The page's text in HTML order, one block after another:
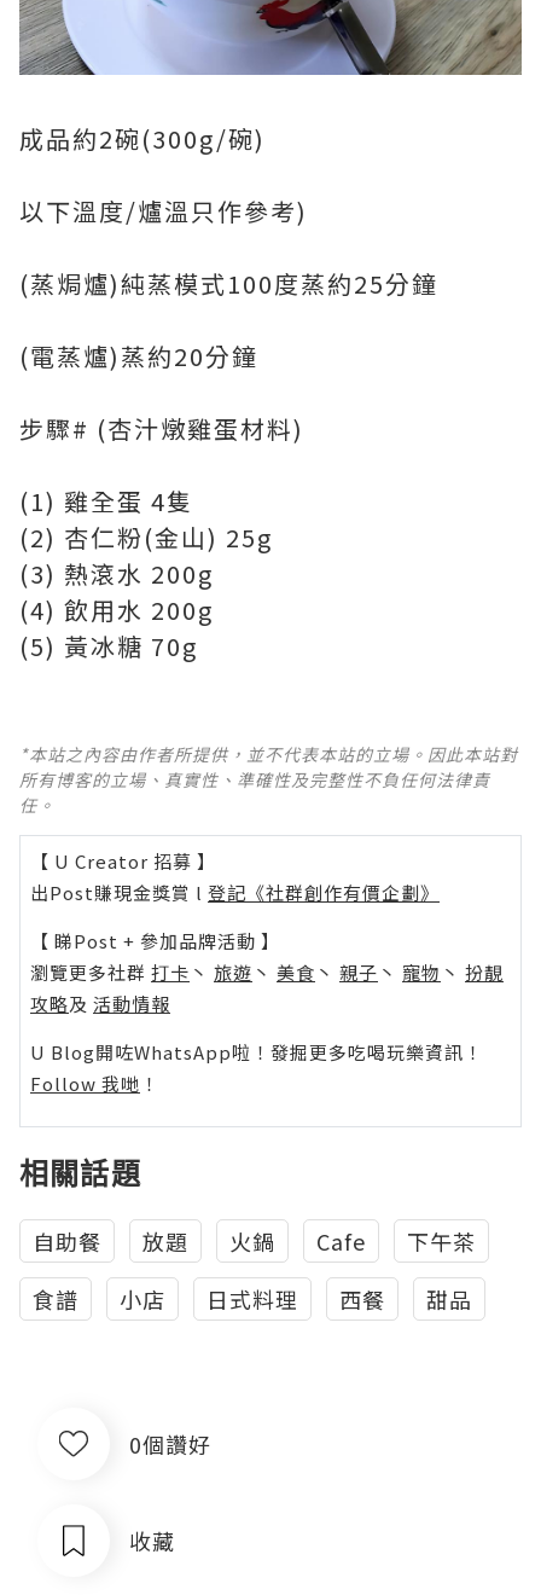
成品約2碗(300g/碗)
以下溫度/爐溫只作參考)
(蒸焗爐)純蒸模式100度蒸約25分鐘
(電蒸爐)蒸約20分鐘
步驟# (杏汁燉雞蛋材料)
(1) 雞全蛋 4隻
(2) 杏仁粉(金山) 25g
(3) 熱滾水 200g
(4) 飲用水 200g
(5) 黃冰糖 70g
*本站之內容由作者所提供，並不代表本站的立場。因此本站對
所有博客的立場、真實性、準確性及完整性不負任何法律責
任。
【 U Creator 招募 】
出Post賺現金獎賞 l 登記《社群創作有價企劃》
【 睇Post + 參加品牌活動 】
瀏覽更多社群 打卡 丶 旅遊 丶 美食 丶 親子 丶 寵物 丶 扮靚
攻略及 活動情報
U Blog開咗WhatsApp啦！發掘更多吃喝玩樂資訊！
Follow 我哋 ！
相關話題
自助餐 放題 火鍋 Cafe
下午茶
食譜
小店 日式料理 西餐 甜品
0個讚好
收藏